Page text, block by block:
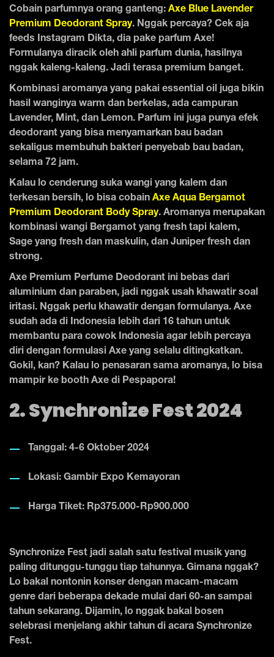
Cobain parfumnya orang ganteng: Axe Blue Lavender
Premium Deodorant Spray. Nggak percaya? Cek aja
feeds Instagram Dikta, dia pake parfum Axe!
Formulanya diracik oleh ahli parfum dunia, hasilnya
nggak kaleng-kaleng. Jadi terasa premium banget.
Kombinasi aromanya yang pakai essential oil juga bikin
hasil wanginya warm dan berkelas, ada campuran
Lavender, Mint, dan Lemon. Parfum ini juga punya efek
deodorant yang bisa menyamarkan bau badan
sekaligus membuhuh bakteri penyebab bau badan,
selama 72 jam.
Kalau lo cenderung suka wangi yang kalem dan
terkesan bersih, lo bisa cobain Axe Aqua Bergamot
Premium Deodorant Body Spray. Aromanya merupakan
kombinasi wangi Bergamot yang fresh tapi kalem,
Sage yang fresh dan maskulin, dan Juniper fresh dan
strong.
Axe Premium Perfume Deodorant ini bebas dari
aluminium dan paraben, jadi nggak usah khawatir soal
iritasi. Nggak perlu khawatir dengan formulanya. Axe
sudah ada di Indonesia lebih dari 16 tahun untuk
membantu para cowok Indonesia agar lebih percaya
diri dengan formulasi Axe yang selalu ditingkatkan.
Gokil, kan? Kalau lo penasaran sama aromanya, lo bisa
mampir ke booth Axe di Pespapora!
2. Synchronize Fest 2024
Tanggal: 4-6 Oktober 2024
Lokasi: Gambir Expo Kemayoran
Harga Tiket: Rp375.000-Rp900.000
Synchronize Fest jadi salah satu festival musik yang
paling ditunggu-tunggu tiap tahunnya. Gimana nggak?
Lo bakal nontonin konser dengan macam-macam
genre dari beberapa dekade mulai dari 60-an sampai
tahun sekarang. Dijamin, lo nggak bakal bosen
selebrasi menjelang akhir tahun di acara Synchronize
Fest.